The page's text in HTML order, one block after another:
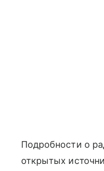
Подробности о
открытых